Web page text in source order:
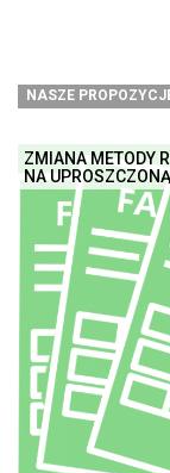
NASZE
ZMIANA METODY
NA UPROSZCZONĄ